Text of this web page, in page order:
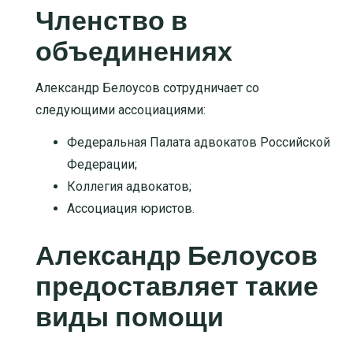
Членство в
объединениях
Александр Белоусов сотрудничает со
следующими ассоциациями:
Федеральная Палата адвокатов Российской
Федерации;
Коллегия адвокатов;
Ассоциация юристов.
Александр Белоусов
предоставляет такие
виды помощи